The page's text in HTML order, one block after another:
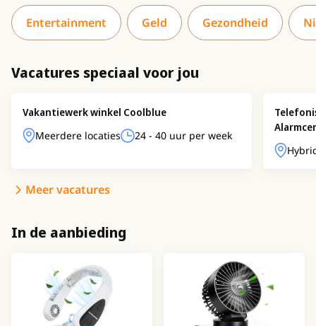
Entertainment Geld Gezondheid
Vacatures speciaal voor jou
Vakantiewerk winkel Coolblue
Meerdere locaties
24 - 40 uur per week
Meer vacatures
In de aanbieding